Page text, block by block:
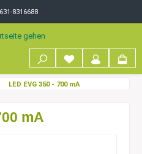
8316688
LED EVG 350 - 700 mA
mA